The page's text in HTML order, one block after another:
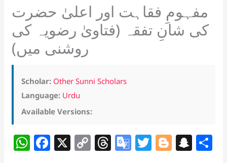
مفہومِ فقاہت اور اعلیٰ حضرت
کی شانِ تفقہ (فتاویٰ رضویہ کی
روشنی میں)
Scholar: Other Sunni Scholars
Language: Urdu
Available Versions:
W F X C T G T Bl S